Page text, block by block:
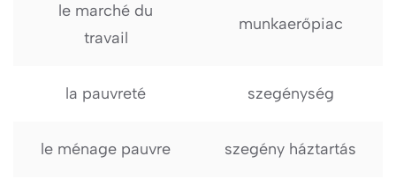
le marché du
travail
munkaerőpiac
la pauvreté szegénység
le ménage pauvre szegény háztartás